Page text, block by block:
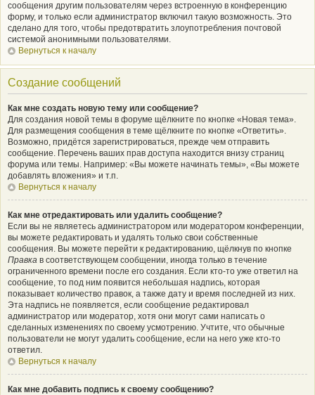
сообщения другим пользователям через встроенную в конференцию
форму, и только если администратор включил такую возможность. Это
сделано для того, чтобы предотвратить злоупотребления почтовой
системой анонимными пользователями.
Вернуться к началу
Создание сообщений
Как мне создать новую тему или сообщение?
Для создания новой темы в форуме щёлкните по кнопке «Новая тема».
Для размещения сообщения в теме щёлкните по кнопке «Ответить».
Возможно, придётся зарегистрироваться, прежде чем отправить
сообщение. Перечень ваших прав доступа находится внизу страниц
форума или темы. Например: «Вы можете начинать темы», «Вы можете
добавлять вложения» и т.п.
Вернуться к началу
Как мне отредактировать или удалить сообщение?
Если вы не являетесь администратором или модератором конференции,
вы можете редактировать и удалять только свои собственные
сообщения. Вы можете перейти к редактированию, щёлкнув по кнопке
Правка в соответствующем сообщении, иногда только в течение
ограниченного времени после его создания. Если кто-то уже ответил на
сообщение, то под ним появится небольшая надпись, которая
показывает количество правок, а также дату и время последней из них.
Эта надпись не появляется, если сообщение редактировал
администратор или модератор, хотя они могут сами написать о
сделанных изменениях по своему усмотрению. Учтите, что обычные
пользователи не могут удалить сообщение, если на него уже кто-то
ответил.
Вернуться к началу
Как мне добавить подпись к своему сообщению?